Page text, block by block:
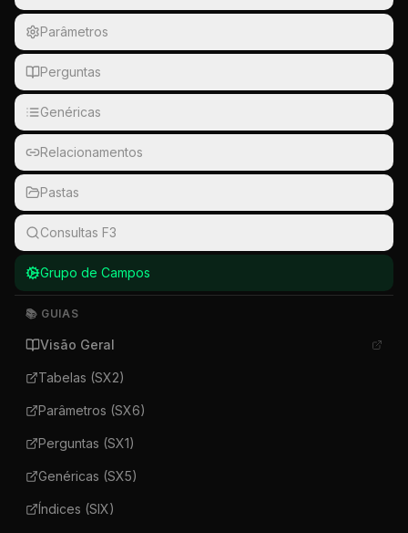
Parâmetros
Perguntas
Genéricas
Relacionamentos
Pastas
Consultas F3
Grupo de Campos
📚 GUIAS
Visão Geral
Tabelas (SX2)
Parâmetros (SX6)
Perguntas (SX1)
Genéricas (SX5)
Índices (SIX)